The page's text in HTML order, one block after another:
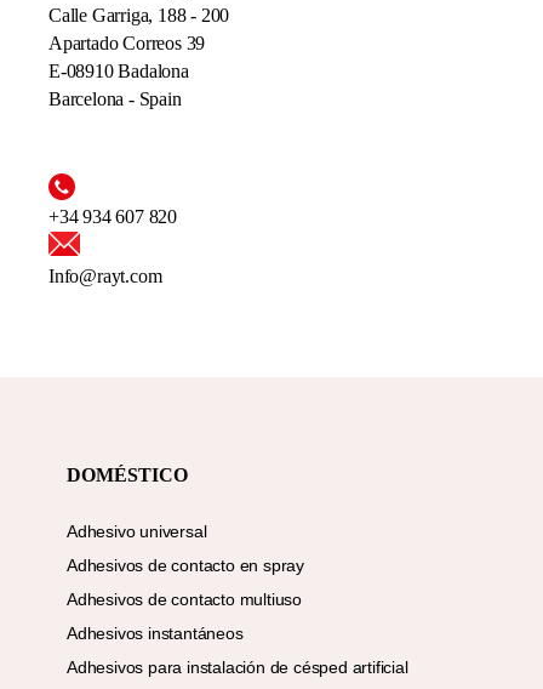
Calle Garriga, 188 - 200
Apartado Correos 39
E-08910 Badalona
Barcelona - Spain
+34 934 607 820
Info@rayt.com
DOMÉSTICO
Adhesivo universal
Adhesivos de contacto en spray
Adhesivos de contacto multiuso
Adhesivos instantáneos
Adhesivos para instalación de césped artificial